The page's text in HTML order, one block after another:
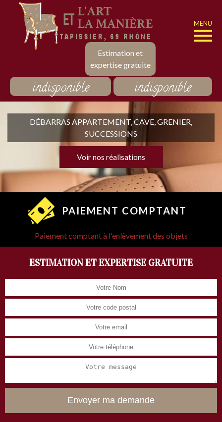
Estimation et
expertise gratuite
MENU
indisponible indisponible
DÉBARRAS APPARTEMENT, CAVE, GRENIER,
SUCCESSIONS
Voir nos réalisations
PAIEMENT COMPTANT
Paiement comptant à l'enlèvement des objets
ESTIMATION ET EXPERTISE GRATUITE